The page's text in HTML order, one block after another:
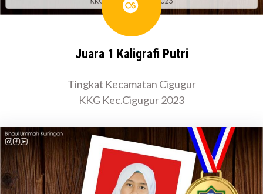
Last.fm
Juara 1 Kaligrafi Putri
Tingkat Kecamatan Cigugur
KKG Kec.Cigugur 2023